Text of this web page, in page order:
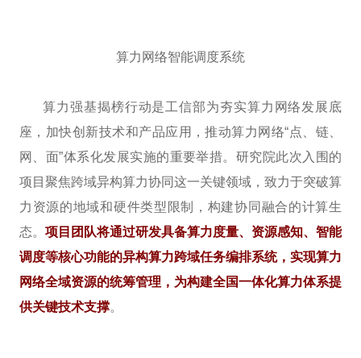
算力网络智能调度系统
算力强基揭榜行动是工信部为夯实算力网络发展底
座，加快创新技术和产品应用，推动算力网络“点、链、
网、面”体系化发展实施的重要举措。研究院此次入围的
项目聚焦跨域异构算力协同这一关键领域，致力于突破算
力资源的地域和硬件类型限制，构建协同融合的计算生
态。 项目团队将通过研发具备算力度量、资源感知、智能
调度等核心功能的异构算力跨域任务编排系统，实现算力
网络全域资源的统筹管理，为构建全国一体化算力体系提
供关键技术支撑。